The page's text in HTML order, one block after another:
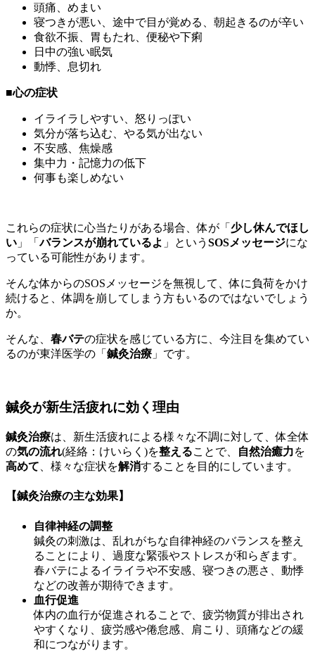
頭痛、めまい
寝つきが悪い、途中で目が覚める、朝起きるのが辛い
食欲不振、胃もたれ、便秘や下痢
日中の強い眠気
動悸、息切れ
■心の症状
イライラしやすい、怒りっぽい
気分が落ち込む、やる気が出ない
不安感、焦燥感
集中力・記憶力の低下
何事も楽しめない
これらの症状に心当たりがある場合、体が「 少し休んでほし
い 」「バランスが崩れているよ 」という SOSメッセージにな
っている可能性があります。
そんな体からのSOSメッセージを無視して、体に負荷をかけ
続けると、体調を崩してしまう方もいるのではないでしょう
か。
そんな、 春バテの症状を感じている方に、今注目を集めてい
るのが東洋医学の「 鍼灸治療 」です。
鍼灸が新生活疲れに効く理由
鍼灸治療は、新生活疲れによる様々な不調に対して、体全体
の気の流れ(経絡：けいらく)を整えることで、 自然治癒力を
高めて 、様々な症状を解消することを目的にしています。
【鍼灸治療の主な効果】
自律神経の調整
鍼灸の刺激は、乱れがちな自律神経のバランスを整え
ることにより、過度な緊張やストレスが和らぎます。
春バテによるイライラや不安感、寝つきの悪さ、動悸
などの改善が期待できます。
血行促進
体内の血行が促進されることで、 疲労物質が排出され
やすくなり、疲労感や倦怠感、肩こり、頭痛などの緩
和につながります。